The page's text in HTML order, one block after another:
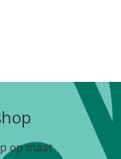
op maat